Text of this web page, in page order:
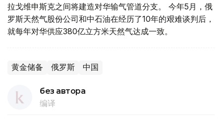
拉戈维申斯克之间将建造对华输气管道分支。 今年5月，俄
罗斯天然气股份公司和中石油在经历了10年的艰难谈判后，
就每年对华供应380亿立方米天然气达成一致。
黄金储备 俄罗斯 中国
без автора
编译